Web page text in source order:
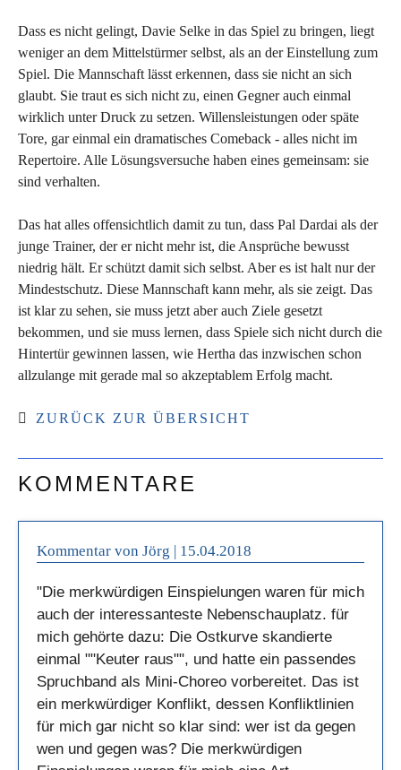
Dass es nicht gelingt, Davie Selke in das Spiel zu bringen, liegt
weniger an dem Mittelstürmer selbst, als an der Einstellung zum
Spiel. Die Mannschaft lässt erkennen, dass sie nicht an sich
glaubt. Sie traut es sich nicht zu, einen Gegner auch einmal
wirklich unter Druck zu setzen. Willensleistungen oder späte
Tore, gar einmal ein dramatisches Comeback - alles nicht im
Repertoire. Alle Lösungsversuche haben eines gemeinsam: sie
sind verhalten.
Das hat alles offensichtlich damit zu tun, dass Pal Dardai als der
junge Trainer, der er nicht mehr ist, die Ansprüche bewusst
niedrig hält. Er schützt damit sich selbst. Aber es ist halt nur der
Mindestschutz. Diese Mannschaft kann mehr, als sie zeigt. Das
ist klar zu sehen, sie muss jetzt aber auch Ziele gesetzt
bekommen, und sie muss lernen, dass Spiele sich nicht durch die
Hintertür gewinnen lassen, wie Hertha das inzwischen schon
allzulange mit gerade mal so akzeptablem Erfolg macht.
ZURÜCK ZUR ÜBERSICHT
KOMMENTARE
Kommentar von Jörg | 15.04.2018
"Die merkwürdigen Einspielungen waren für mich
auch der interessanteste Nebenschauplatz. für
mich gehörte dazu: Die Ostkurve skandierte
einmal ""Keuter raus"", und hatte ein passendes
Spruchband als Mini-Choreo vorbereitet. Das ist
ein merkwürdiger Konflikt, dessen Konfliktlinien
für mich gar nicht so klar sind: wer ist da gegen
wen und gegen was? Die merkwürdigen